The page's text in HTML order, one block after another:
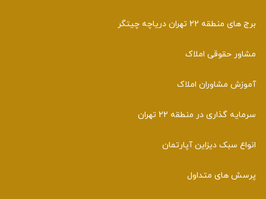
برج های منطقه 22 تهران دریاچه چیتگر
مشاور حقوقی املاک
آموزش مشاوران املاک
سرمایه گذاری در منطقه 22 تهران
انواع سبک دیزاین آپارتمان
پرسش های متداول